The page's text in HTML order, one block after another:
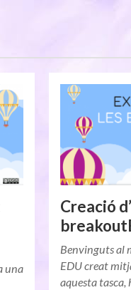
una
Creació
Benvinguts al
EDU creat
aquesta tasca,